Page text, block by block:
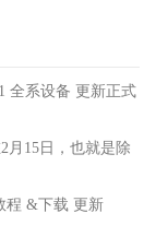
全系设备 更新正式
月15日，也就是除
程 &下载 更新